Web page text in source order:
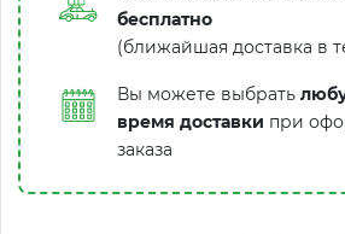
бесплатно
(ближайшая доставка в
Вы можете выбрать
время доставки при
заказа